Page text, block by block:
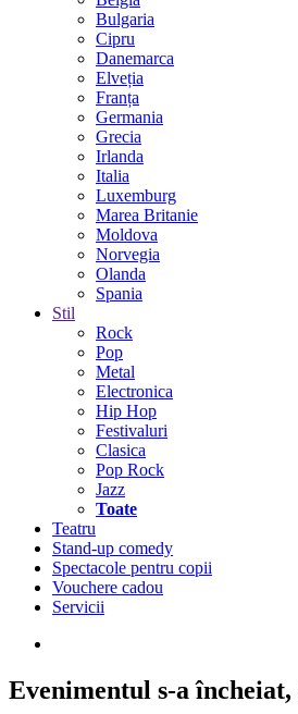
Bulgaria
Cipru
Danemarca
Elveția
Franța
Germania
Grecia
Irlanda
Italia
Luxemburg
Marea Britanie
Moldova
Norvegia
Olanda
Spania
Stil
Rock
Pop
Metal
Electronica
Hip Hop
Festivaluri
Clasica
Pop Rock
Jazz
Toate
Teatru
Stand-up comedy
Spectacole pentru copii
Vouchere cadou
Servicii
Evenimentul s-a încheiat,